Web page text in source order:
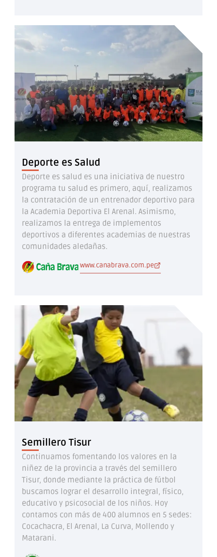
Deporte es Salud
Deporte es salud es una iniciativa de nuestro
programa tu salud es primero, aquí, realizamos
la contratación de un entrenador deportivo para
la Academia Deportiva El Arenal. Asimismo,
realizamos la entrega de implementos
deportivos a diferentes academias de nuestras
comunidades aledañas.
www.canabrava.com.pe
Semillero Tisur
Continuamos fomentando los valores en la
niñez de la provincia a través del semillero
Tisur, donde mediante la práctica de fútbol
buscamos lograr el desarrollo integral, físico,
educativo y psicosocial de los niños. Hoy
contamos con más de 400 alumnos en 5 sedes:
Cocachacra, El Arenal, La Curva, Mollendo y
Matarani.